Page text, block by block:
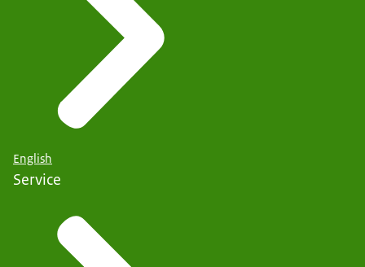
English
Service